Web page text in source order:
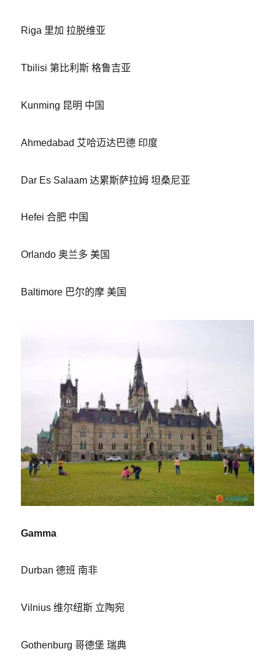
Riga 里加 拉脱维亚
Tbilisi 第比利斯 格鲁吉亚
Kunming 昆明 中国
Ahmedabad 艾哈迈达巴德 印度
Dar Es Salaam 达累斯萨拉姆 坦桑尼亚
Hefei 合肥 中国
Orlando 奥兰多 美国
Baltimore 巴尔的摩 美国
Gamma
Durban 德班 南非
Vilnius 维尔纽斯 立陶宛
Gothenburg 哥德堡 瑞典